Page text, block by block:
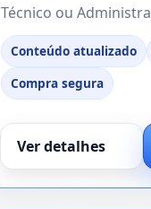
Técnico ou
Conteúdo atualizado
Compra segura
Ver detalhes